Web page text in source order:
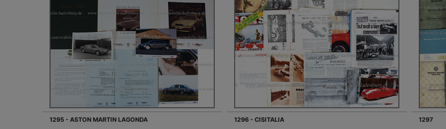
1295 - ASTON MARTIN LAGONDA 1296 - CISITALIA 1297